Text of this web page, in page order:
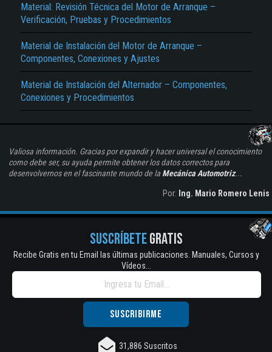
Material: Revisión Técnica del Motor de Arranque –
Verificación, Pruebas y Procedimientos
Material de Instalación del Motor de Arranque –
Componentes, Conexiones y Ajustes
Material de Instalación del Alternador – Componentes,
Conexiones y Procedimientos
Valiosa información. Gracias por expandir y hacer universal el conocimiento
como debe ser, su ayuda permite obtener los datos correctos para
desenvolvernos en el fascinante mundo de la Mecánica Automotriz...
Por: Ing. Mario Romero Lenis
SUSCRÍBETEGRATIS
Recibe Gratis en tu Email las últimas publicaciones. Manuales, Cursos y
Vídeos...
31,886 Suscritos